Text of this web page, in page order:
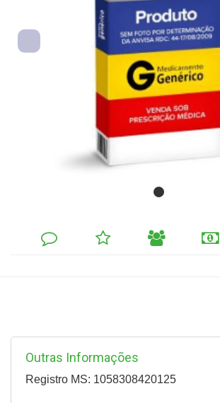
DEIXE
COMENTÁRIO
MINHA
LISTA
INDIQUE
FORMAS
Outras Informações
Registro MS: 1058308420125